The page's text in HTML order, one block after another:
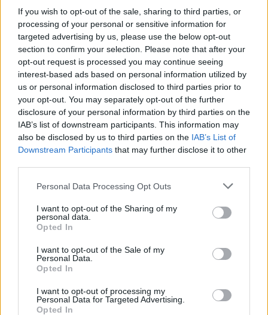
If you wish to opt-out of the sale, sharing to third parties, or
processing of your personal or sensitive information for
targeted advertising by us, please use the below opt-out
section to confirm your selection. Please note that after your
opt-out request is processed you may continue seeing
interest-based ads based on personal information utilized by
us or personal information disclosed to third parties prior to
your opt-out. You may separately opt-out of the further
disclosure of your personal information by third parties on the
IAB’s list of downstream participants. This information may
also be disclosed by us to third parties on the IAB’s List of
Downstream Participants that may further disclose it to other
Please note that this website/app uses one or more Google
not limited to your visit or usage behaviour. You may click to
grant or deny consent to Google and its third-party tags to
use your data for below specified purposes in below Google
consent section.
Personal Data Processing Opt Outs
I want to opt-out of the Sharing of my
personal data.
Opted In
I want to opt-out of the Sale of my
Personal Data.
Opted In
I want to opt-out of processing my
Personal Data for Targeted Advertising.
Opted In
pogarszaniu się zdrowia, ważne jest dbanie, chociażby o relacje
z innymi ludźmi, rozwijanie swoich hobby, a w razie potrzeby
korzystanie z pomocy psychologa. Pamiętaj także o
odpowiedniej ilości snu i odpoczynku. Elementy te
pomagają w regeneracji ciała, ale także w odzyskaniu
równowagi emocjonalnej.
Jeśli zmagasz się z przewlekłymi dolegliwościami, warto
pamiętać o elementach, które wesprą Twoje zdrowie na różne
sposoby. Odpowiednia dieta, regularna aktywność fizyczna czy
skuteczne radzenie sobie ze stresem to podstawa, która
pomoże w codziennym funkcjonowaniu.
https://www.medicover.pl/zdrowie/psychiczne/stres/techniki-
radzenia-sobie/
https://pubmed.ncbi.nlm.nih.gov/26341731/